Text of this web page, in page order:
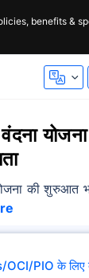
benefits &
वंदना
की शुरुआत
OCI/PIO के लिए